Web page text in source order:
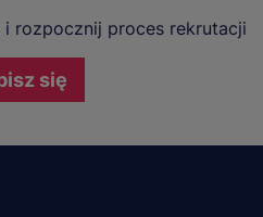
rozpocznij proces rekrutacji
się